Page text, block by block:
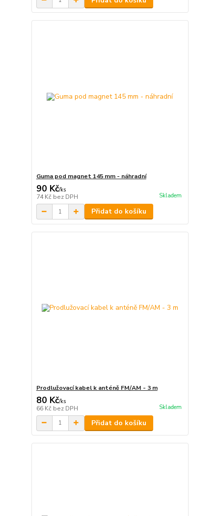
Guma pod magnet 145 mm - náhradní
90 Kč/ks
74 Kč bez DPH Skladem
Přidat do košíku
Prodlužovací kabel k anténě FM/AM - 3 m
80 Kč/ks
66 Kč bez DPH Skladem
Přidat do košíku